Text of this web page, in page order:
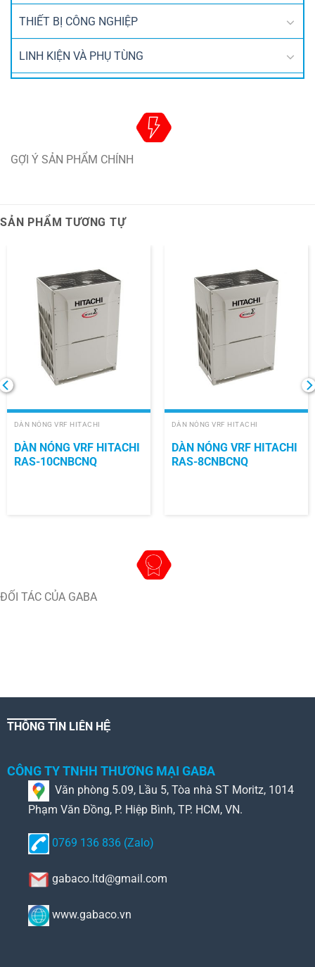
THIẾT BỊ CÔNG NGHIỆP
LINH KIỆN VÀ PHỤ TÙNG
GỢI Ý SẢN PHẨM CHÍNH
SẢN PHẨM TƯƠNG TỰ
DÀN NÓNG VRF HITACHI
DÀN NÓNG VRF HITACHI
RAS-10CNBCNQ
DÀN NÓNG VRF HITACHI
DÀN NÓNG VRF HITACHI
RAS-8CNBCNQ
ĐỐI TÁC CỦA GABA
THÔNG TIN LIÊN HỆ
CÔNG TY TNHH THƯƠNG MẠI GABA
Văn phòng 5.09, Lầu 5, Tòa nhà ST Moritz, 1014
Phạm Văn Đồng, P. Hiệp Bình, TP. HCM, VN.
0769 136 836 (Zalo)
gabaco.ltd@gmail.com
www.gabaco.vn